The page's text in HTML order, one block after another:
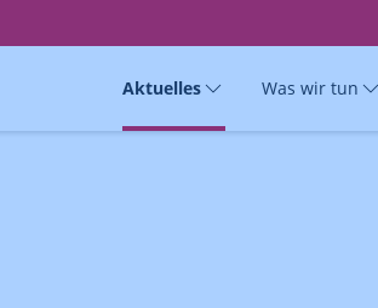
Aktuelles Was wir tun